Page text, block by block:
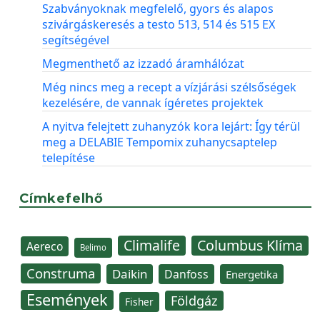
Szabványoknak megfelelő, gyors és alapos
szivárgáskeresés a testo 513, 514 és 515 EX
segítségével
Megmenthető az izzadó áramhálózat
Még nincs meg a recept a vízjárási szélsőségek
kezelésére, de vannak ígéretes projektek
A nyitva felejtett zuhanyzók kora lejárt: Így térül
meg a DELABIE Tempomix zuhanycsaptelep
telepítése
Címkefelhő
Aereco Belimo Climalife Columbus Klíma
Construma Daikin Danfoss Energetika
Események Fisher Földgáz